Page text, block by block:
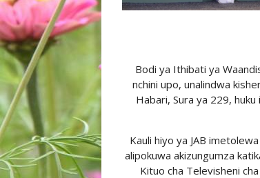
Bodi ya Ithibati ya
nchini upo, unalindwa
Habari, Sura ya 229,
Kauli hiyo ya JAB
alipokuwa akizungumza
Kituo cha Televisheni